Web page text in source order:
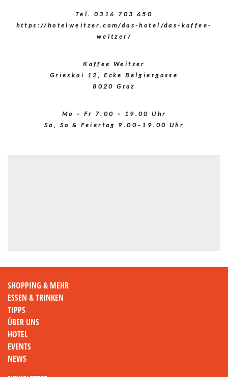
Tel. 0316 703 650
https://hotelweitzer.com/das-hotel/das-kaffee-
weitzer/
Kaffee Weitzer
Grieskai 12, Ecke Belgiergasse
8020 Graz
Mo – Fr 7.00 – 19.00 Uhr
Sa, So & Feiertag 9.00–19.00 Uhr
SHOPPING & MEHR
ESSEN & TRINKEN
TIPPS
ÜBER UNS
HOTEL
EVENTS
NEWS